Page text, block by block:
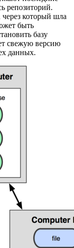
репозиторий.
через который шла
быть
базу
свежую версию
данных.